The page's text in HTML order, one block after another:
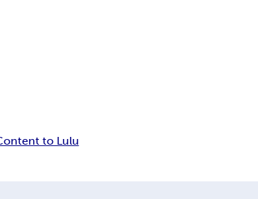
to Lulu